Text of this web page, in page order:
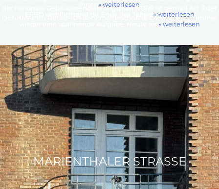
» weiterlesen
der nationale Gebäuderenovierungsplan NBRP ist gemäß Art. 3 der
» weiterlesen
DENKMAL im Detail – 03 denkmalgeschützte Gebäude sind immer
» weiterlesen
MARIENTHALER STRASSE